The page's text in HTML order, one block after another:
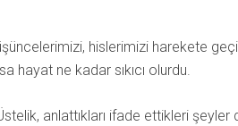
hislerimizi harekete
hayat ne kadar sıkıcı olurdu.
anlattıkları ifade ettikleri